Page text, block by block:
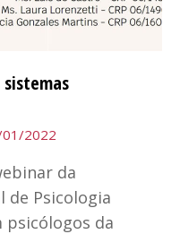
sistemas
2022
da
de Psicologia
psicólogos da